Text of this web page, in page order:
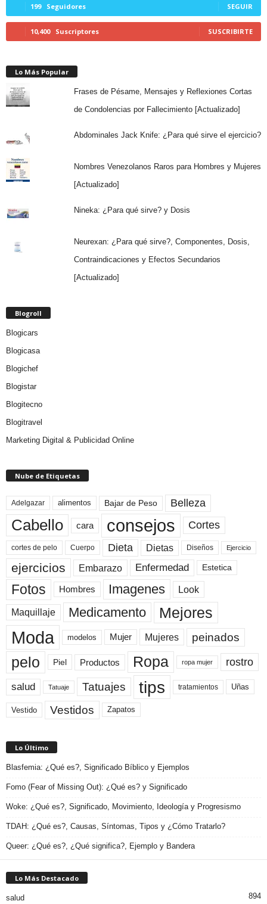
199 Seguidores SEGUIR
10,400 Suscriptores SUSCRIBIRTE
Lo Más Popular
Frases de Pésame, Mensajes y Reflexiones Cortas
de Condolencias por Fallecimiento [Actualizado]
Abdominales Jack Knife: ¿Para qué sirve el ejercicio?
Nombres Venezolanos Raros para Hombres y Mujeres
[Actualizado]
Nineka: ¿Para qué sirve? y Dosis
Neurexan: ¿Para qué sirve?, Componentes, Dosis,
Contraindicaciones y Efectos Secundarios
[Actualizado]
Blogroll
Blogicars
Blogicasa
Blogichef
Blogistar
Blogitecno
Blogitravel
Marketing Digital & Publicidad Online
Nube de Etiquetas
Adelgazar alimentos Bajar de Peso Belleza
Cabello cara consejos Cortes
cortes de pelo Cuerpo Dieta Dietas Diseños Ejercicio
ejercicios Embarazo Enfermedad Estetica
Fotos Hombres Imagenes Look
Maquillaje Medicamento Mejores
Moda modelos Mujer Mujeres peinados
pelo Piel Productos Ropa ropa mujer rostro
salud Tatuaje Tatuajes tips tratamientos Uñas
Vestido Vestidos Zapatos
Lo Último
Blasfemia: ¿Qué es?, Significado Bíblico y Ejemplos
Fomo (Fear of Missing Out): ¿Qué es? y Significado
Woke: ¿Qué es?, Significado, Movimiento, Ideología y Progresismo
TDAH: ¿Qué es?, Causas, Síntomas, Tipos y ¿Cómo Tratarlo?
Queer: ¿Qué es?, ¿Qué significa?, Ejemplo y Bandera
Lo Más Destacado
salud 894